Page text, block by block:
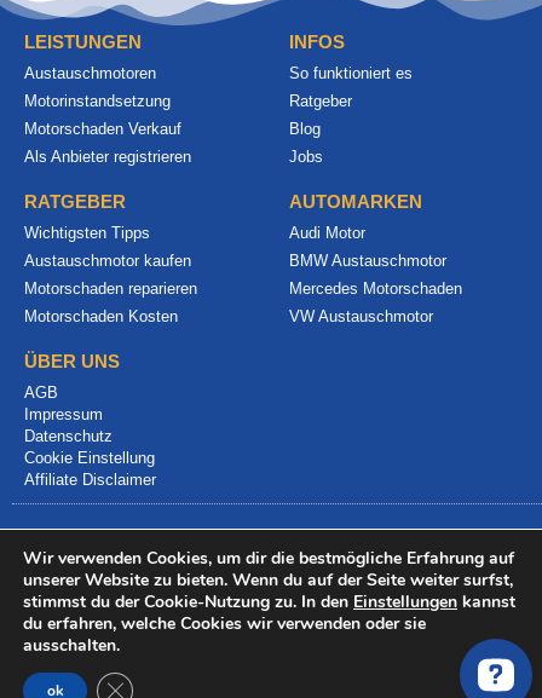
LEISTUNGEN
Austauschmotoren
Motorinstandsetzung
Motorschaden Verkauf
Als Anbieter registrieren
INFOS
So funktioniert es
Ratgeber
Blog
Jobs
RATGEBER
Wichtigsten Tipps
Austauschmotor kaufen
Motorschaden reparieren
Motorschaden Kosten
AUTOMARKEN
Audi Motor
BMW Austauschmotor
Mercedes Motorschaden
VW Austauschmotor
ÜBER UNS
AGB
Impressum
Datenschutz
Cookie Einstellung
Affiliate Disclaimer
© 2024 info@motorschadenvergleich.de
Wir verwenden Cookies, um dir die bestmögliche Erfahrung auf
unserer Website zu bieten. Wenn du auf der Seite weiter surfst,
stimmst du der Cookie-Nutzung zu. In den Einstellungen kannst
du erfahren, welche Cookies wir verwenden oder sie
ausschalten.
ok GDPR Cookie-Banner schließen